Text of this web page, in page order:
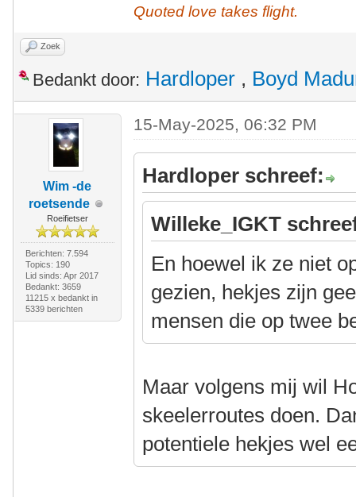
Quoted love takes flight.
Zoek
Bedankt door: Hardloper , Boyd
Wim -de
roetsende
Roeifietser
Berichten: 7.594
Topics: 190
Lid sinds: Apr 2017
Bedankt: 3659
11215 x bedankt in
5339 berichten
15-May-2025, 06:32 PM
Hardloper schreef:
Willeke_IGKT
En hoewel ik ze niet
gezien, hekjes zijn
mensen die op twee
Maar volgens mij wil
skeelerroutes doen.
potentiele hekjes wel